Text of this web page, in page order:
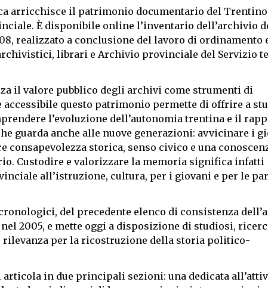
arricchisce il patrimonio documentario del Trentino
È disponibile online l’inventario dell’archivio
realizzato a conclusione del lavoro di ordinamento
librari e Archivio provinciale del Servizio
il valore pubblico degli archivi come strumenti di
questo patrimonio permette di offrire a
l’evoluzione dell’autonomia trentina e il
guarda anche alle nuove generazioni: avvicinare i
storica, senso civico e una
Custodire e valorizzare la memoria significa infatti
all’istruzione, cultura, per i giovani e per le
del precedente elenco di consistenza
2005, e mette oggi a disposizione di studiosi,
per la ricostruzione della storia politico-
in due principali sezioni: una dedicata